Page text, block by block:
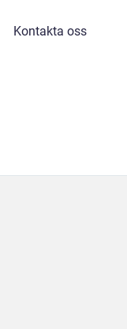
Kontakta oss